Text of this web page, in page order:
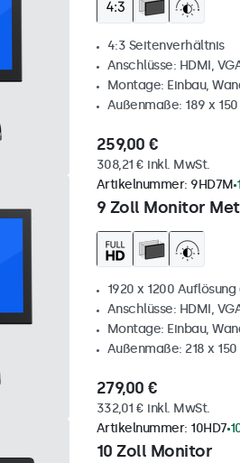
4:3 Seitenverhältnis
Anschlüsse: HDMI,
Montage: Einbau,
Außenmaße: 189 x
259,00 €
308,21 € inkl. MwSt.
9 Zoll Monitor
Artikelnummer: 9HD7M
1920 x 1200 Auflösung
Anschlüsse: HDMI,
Montage: Einbau,
Außenmaße: 218 x
279,00 €
332,01 € inkl. MwSt.
10 Zoll Monitor
Artikelnummer: 10HD7